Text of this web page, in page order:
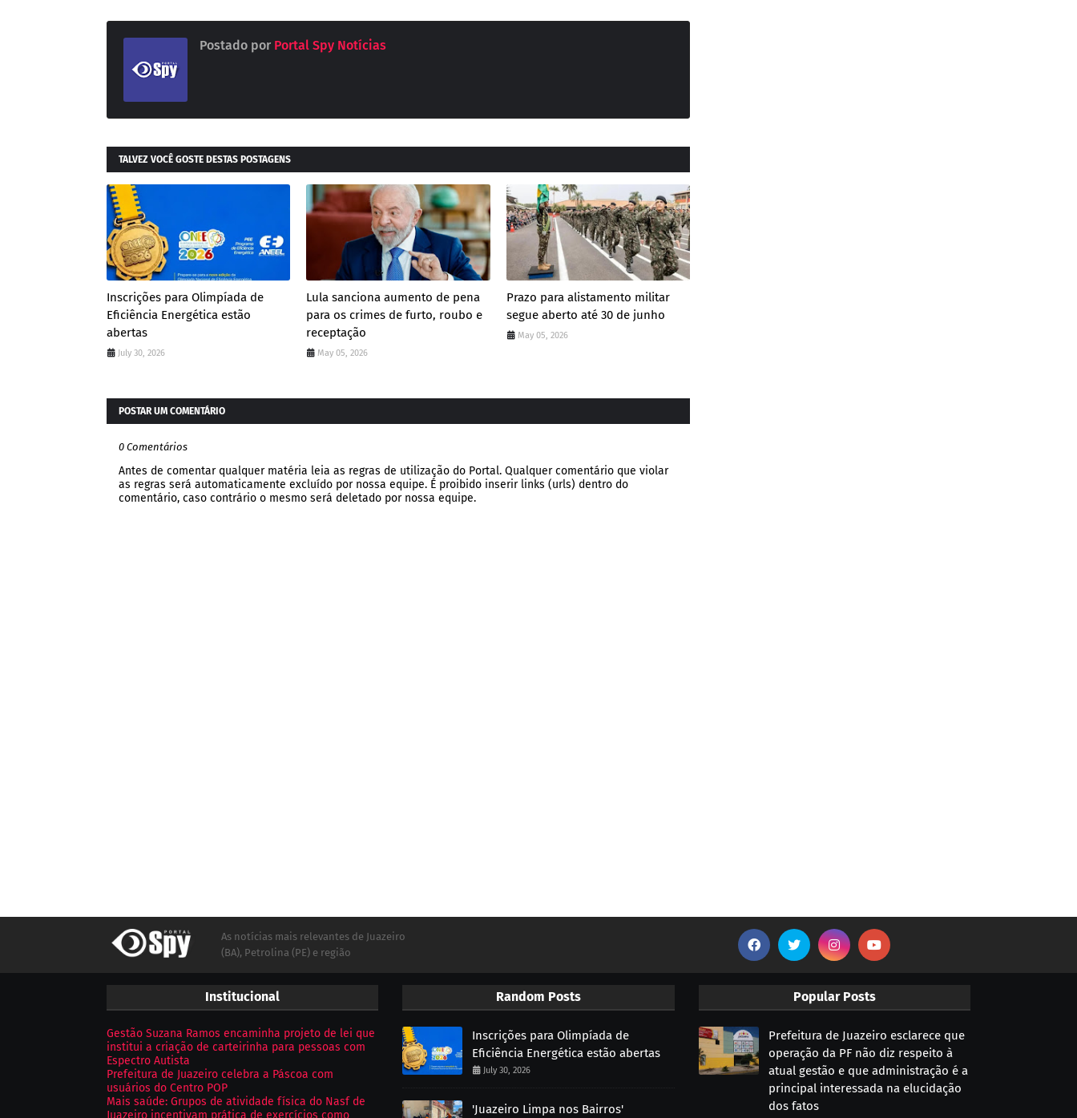
Postado por Portal Spy Notícias
TALVEZ VOCÊ GOSTE DESTAS POSTAGENS
Inscrições para Olimpíada de
Eficiência Energética estão
abertas
July 30, 2026
Lula sanciona aumento de pena
para os crimes de furto, roubo e
receptação
May 05, 2026
Prazo para alistamento militar
segue aberto até 30 de junho
May 05, 2026
POSTAR UM COMENTÁRIO
0 Comentários
Antes de comentar qualquer matéria leia as regras de utilização do Portal. Qualquer comentário que violar
as regras será automaticamente excluído por nossa equipe. É proibido inserir links (urls) dentro do
comentário, caso contrário o mesmo será deletado por nossa equipe.
As notícias mais relevantes de Juazeiro
(BA), Petrolina (PE) e região
Institucional
Gestão Suzana Ramos encaminha projeto de lei que
institui a criação de carteirinha para pessoas com
Espectro Autista
Prefeitura de Juazeiro celebra a Páscoa com
usuários do Centro POP
Mais saúde: Grupos de atividade física do Nasf de
Juazeiro incentivam prática de exercícios como
Random Posts
Inscrições para Olimpíada de
Eficiência Energética estão abertas
July 30, 2026
'Juazeiro Limpa nos Bairros'
Popular Posts
Prefeitura de Juazeiro esclarece que
operação da PF não diz respeito à
atual gestão e que administração é a
principal interessada na elucidação
dos fatos